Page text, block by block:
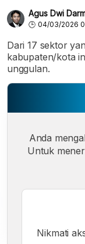
Agus Dwi
04/03/2026
Dari 17 sektor
kabupaten/kota
unggulan.
Anda
Untuk
Nikmati